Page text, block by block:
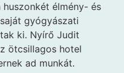
élmény- és
gyógyászati
ki. Nyírő Judit
ötcsillagos hotel
ad munkát.